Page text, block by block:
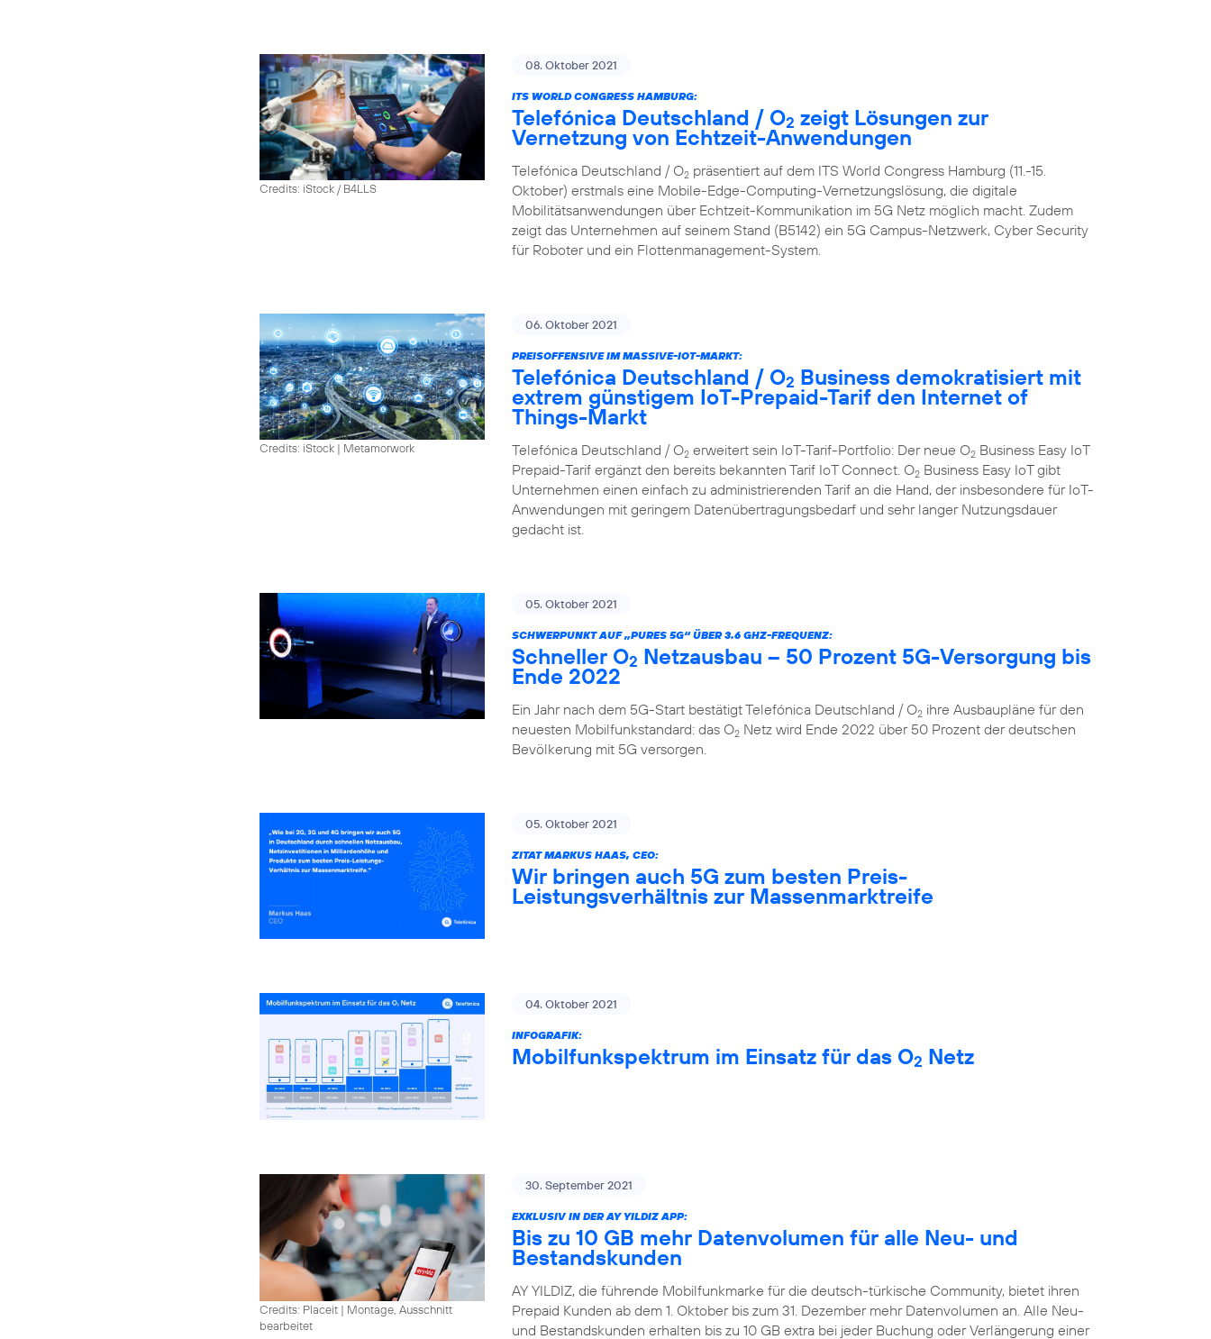
Credits: iStock / B4LLS
08. Oktober 2021
ITS WORLD CONGRESS HAMBURG:
Telefónica Deutschland / O2 zeigt Lösungen zur
Vernetzung von Echtzeit-Anwendungen
Telefónica Deutschland / O2 präsentiert auf dem ITS World Congress Hamburg (11.-15.
Oktober) erstmals eine Mobile-Edge-Computing-Vernetzungslösung, die digitale
Mobilitätsanwendungen über Echtzeit-Kommunikation im 5G Netz möglich macht. Zudem
zeigt das Unternehmen auf seinem Stand (B5142) ein 5G Campus-Netzwerk, Cyber Security
für Roboter und ein Flottenmanagement-System.
Credits: iStock | Metamorwork
06. Oktober 2021
PREISOFFENSIVE IM MASSIVE-IOT-MARKT:
Telefónica Deutschland / O2 Business demokratisiert mit
extrem günstigem IoT-Prepaid-Tarif den Internet of
Things-Markt
Telefónica Deutschland / O2 erweitert sein IoT-Tarif-Portfolio: Der neue O2 Business Easy IoT
Prepaid-Tarif ergänzt den bereits bekannten Tarif IoT Connect. O2 Business Easy IoT gibt
Unternehmen einen einfach zu administrierenden Tarif an die Hand, der insbesondere für IoT-
Anwendungen mit geringem Datenübertragungsbedarf und sehr langer Nutzungsdauer
gedacht ist.
05. Oktober 2021
SCHWERPUNKT AUF „PURES 5G“ ÜBER 3.6 GHZ-FREQUENZ:
Schneller O2 Netzausbau – 50 Prozent 5G-Versorgung bis
Ende 2022
Ein Jahr nach dem 5G-Start bestätigt Telefónica Deutschland / O2 ihre Ausbaupläne für den
neuesten Mobilfunkstandard: das O2 Netz wird Ende 2022 über 50 Prozent der deutschen
Bevölkerung mit 5G versorgen.
05. Oktober 2021
ZITAT MARKUS HAAS, CEO:
Wir bringen auch 5G zum besten Preis-
Leistungsverhältnis zur Massenmarktreife
04. Oktober 2021
INFOGRAFIK:
Mobilfunkspektrum im Einsatz für das O2 Netz
Credits: Placeit | Montage, Ausschnitt
bearbeitet
30. September 2021
EXKLUSIV IN DER AY YILDIZ APP:
Bis zu 10 GB mehr Datenvolumen für alle Neu- und
Bestandskunden
AY YILDIZ, die führende Mobilfunkmarke für die deutsch-türkische Community, bietet ihren
Prepaid Kunden ab dem 1. Oktober bis zum 31. Dezember mehr Datenvolumen an. Alle Neu-
und Bestandskunden erhalten bis zu 10 GB extra bei jeder Buchung oder Verlängerung einer